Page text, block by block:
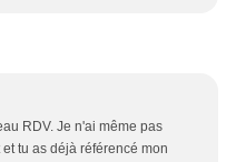
RDV. Je n'ai même pas
tu as déjà référencé mon